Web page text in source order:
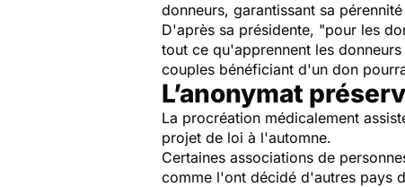
donneurs, garantissant sa
D'après sa présidente, "pour les
tout ce qu'apprennent les
couples bénéficiant d'un don
L’anonymat
La procréation médicalement
projet de loi à l'automne.
Certaines associations de
comme l'ont décidé d'autres pays